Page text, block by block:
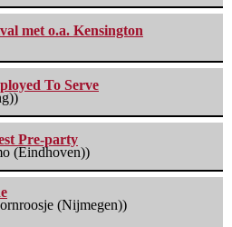
met o.a. Kensington
To Serve
Pre-party
(Eindhoven))
(Nijmegen))